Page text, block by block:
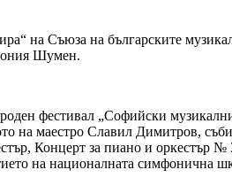
на Съюза на българските
Шумен.
фестивал „Софийски
на маестро Славил Димитров,
Концерт за пиано и
на националната симфонична